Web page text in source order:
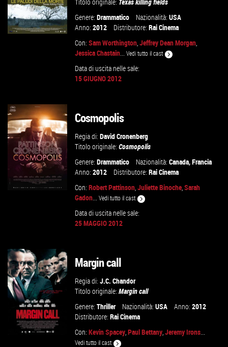
Genere:Drammatico Nazionalità:USA
Anno:2012 Distributore:Rai Cinema
Con:Sam Worthington,Jeffrey Dean Morgan,
Jessica Chastain...Vedi tutto il cast
Data di uscita nelle sale:
15 GIUGNO 2012
Cosmopolis
Regia di:David Cronenberg
Titolo originale:Cosmopolis
Genere:Drammatico Nazionalità:Canada,Francia
Anno:2012 Distributore:Rai Cinema
Con:Robert Pattinson,Juliette Binoche,Sarah
Gadon...Vedi tutto il cast
Data di uscita nelle sale:
25 MAGGIO 2012
Margin call
Regia di:J.C. Chandor
Titolo originale:Margin call
Genere:Thriller Nazionalità:USA Anno:2012
Distributore:Rai Cinema
Con:Kevin Spacey,Paul Bettany,Jeremy Irons...
Vedi tutto il cast